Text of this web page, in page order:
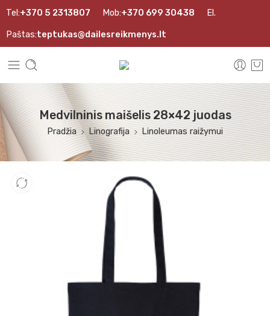
Tel:+370 5 2313807 Mob:+370 699 30438 El.
Paštas:teptukas@dailesreikmenys.lt
Medvilninis maišelis 28×42 juodas
Pradžia Linografija Linoleumas raižymui